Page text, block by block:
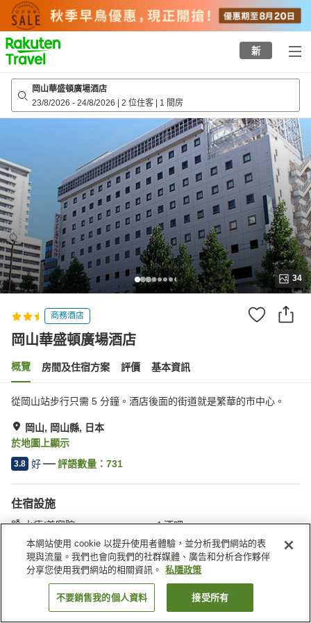
to
top
page
新
岡山華盛頓廣場酒店
23/8/2026 - 24/8/2026 | 2 位住客 | 1 間房
34
商務酒店
岡山華盛頓廣場酒店
概覽 房間及住宿方案 評價 基本資訊
從岡山站步行只需 5 分鐘。酒店後面的街道就是繁華的市中心。
岡山, 岡山縣, 日本
於地圖上顯示
3.8 好 評語數量： 731
住宿設施
水療/美容院
酒吧
自動販賣機
便利店
主頁 日本 岡山縣 岡山 岡山華盛頓廣場酒店
找客房
本網站使用 cookie 以提升使用者體驗，並分析我們網站的表
現與流量。我們也會向我們的社群媒體、廣告和分析合作夥伴
分享您使用我們網站的相關資訊。
私隱政策
不要銷售我的個人資料 接受所有